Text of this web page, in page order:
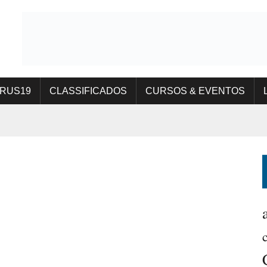
CLASSIFICADOS CURSOS & EVENTOS